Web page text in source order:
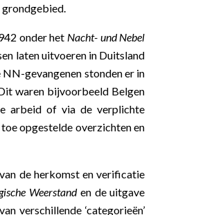
grondgebied.
onder het Nacht- und Nebel
laten uitvoeren in Duitsland
gevangenen stonden er in
waren bijvoorbeeld Belgen
arbeid of via de verplichte
opgestelde overzichten en
de herkomst en verificatie
Weerstanden de uitgave
verschillende ‘categorieën’